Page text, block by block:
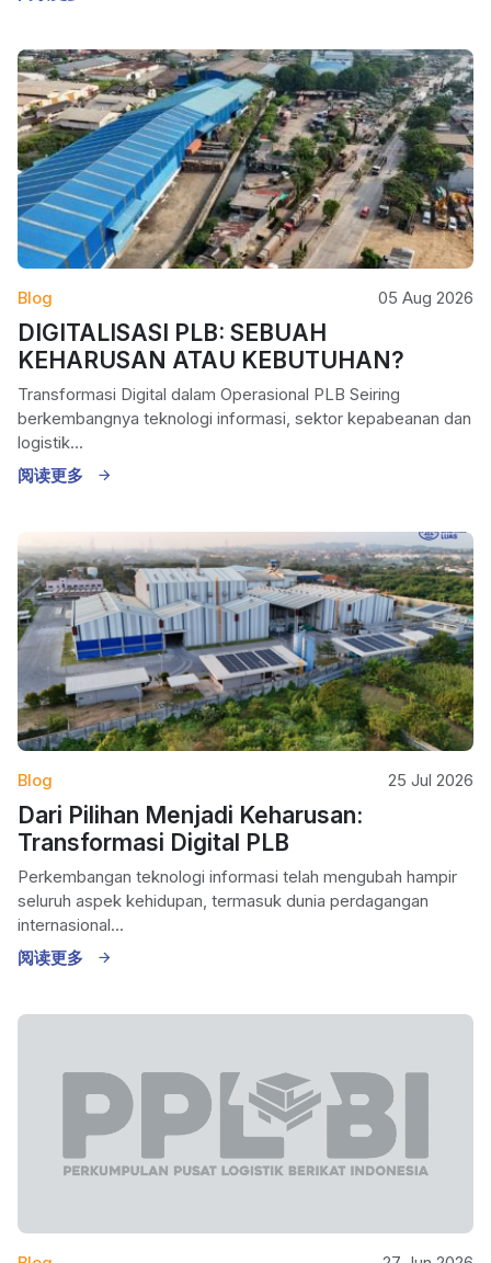
Blog 05 Aug 2026
DIGITALISASI PLB: SEBUAH
KEHARUSAN ATAU KEBUTUHAN?
Transformasi Digital dalam Operasional PLB Seiring
berkembangnya teknologi informasi, sektor kepabeanan dan
logistik...
阅读更多
Blog 25 Jul 2026
Dari Pilihan Menjadi Keharusan:
Transformasi Digital PLB
Perkembangan teknologi informasi telah mengubah hampir
seluruh aspek kehidupan, termasuk dunia perdagangan
internasional...
阅读更多